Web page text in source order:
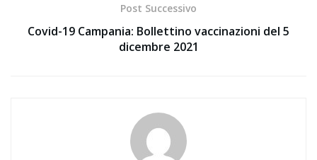
Post Successivo
Covid-19 Campania: Bollettino vaccinazioni del 5
dicembre 2021